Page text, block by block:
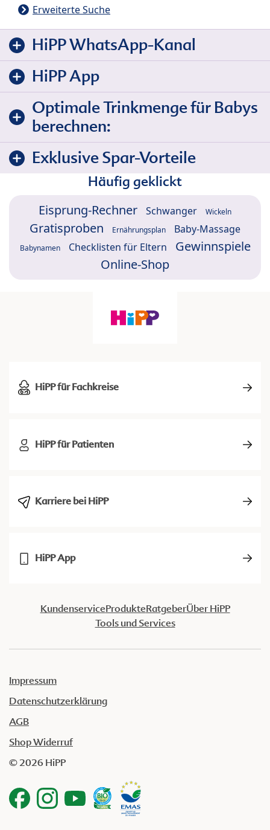
Erweiterte Suche
HiPP WhatsApp-Kanal
HiPP App
Optimale Trinkmenge für Babys
berechnen:
Exklusive Spar-Vorteile
Häufig geklickt
Eisprung-Rechner Schwanger Wickeln
Gratisproben Ernährungsplan Baby-Massage
Babynamen Checklisten für Eltern
Gewinnspiele
Online-Shop
HiPP für Fachkreise
HiPP für Patienten
Karriere bei HiPP
HiPP App
KundenserviceProdukteRatgeberÜber HiPP
Tools und Services
Impressum
Datenschutzerklärung
AGB
Shop Widerruf
© 2026 HiPP